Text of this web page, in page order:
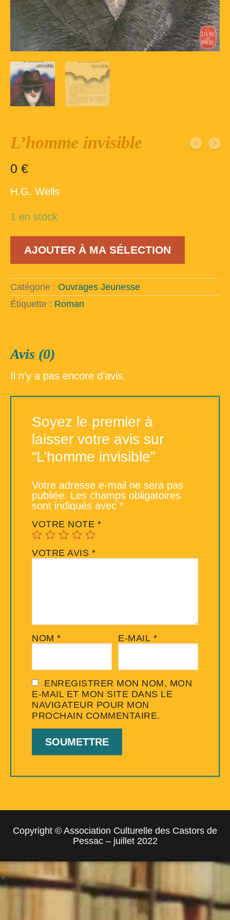
Inscription – club de lecture – Echecs
Nos suggestions
Répertoire du fonds de la bibliothèque –
Répertoire du fonds de la Bibliothèque –
Déconnexion
L’homme invisible
0 €
H.G. Wells
1 en stock
L'homme
AJOUTER À MA SÉLECTION
Catégorie : Ouvrages Jeunesse
Étiquette : Roman
Avis (0)
Il n’y a pas encore d’avis.
Soyez le premier à
laisser votre avis sur
“L’homme invisible”
Votre adresse e-mail ne sera pas
publiée. Les champs obligatoires
sont indiqués avec *
VOTRE NOTE *
VOTRE AVIS *
NOM * E-MAIL *
ENREGISTRER MON NOM, MON
E-MAIL ET MON SITE DANS LE
NAVIGATEUR POUR MON
PROCHAIN COMMENTAIRE.
Copyright © Association Culturelle des Castors de
Pessac – juillet 2022